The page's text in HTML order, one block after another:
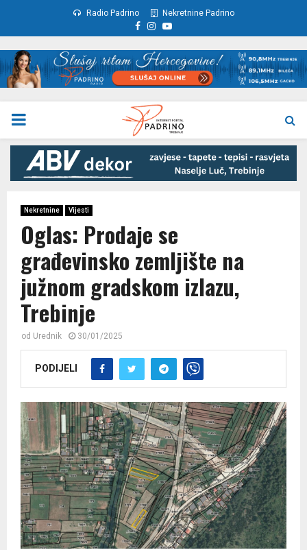
Radio Padrino Nekretnine Padrino
Facebook
Instagram
Youtube
PRIMARY
MENU
Nekretnine Vijesti
Oglas: Prodaje se
građevinsko zemljište na
južnom gradskom izlazu,
Trebinje
od Urednik 30/01/2025
PODIJELI